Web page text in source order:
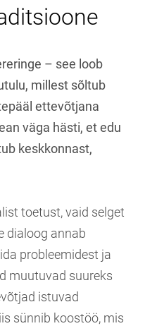
– see loob
millest sõltub
ettevõtjana
väga hästi, et edu
keskkonnast,
toetust, vaid selget
dialoog annab
probleemidest ja
muutuvad suureks
istuvad
sünnib koostöö, mis